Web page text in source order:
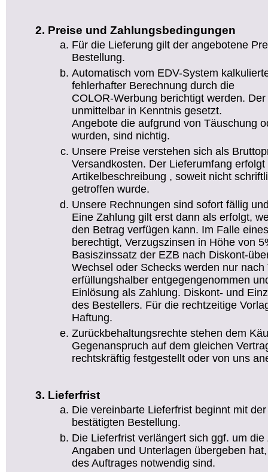
Preise und Zahlungsbedingungen
Für die Lieferung gilt der angebotene
Bestellung.
Automatisch vom EDV-System
fehlerhafter Berechnung durch die
COLOR-Werbung berichtigt werden.
unmittelbar in Kenntnis gesetzt.
Angebote die aufgrund von Täuschung
wurden, sind nichtig.
Unsere Preise verstehen sich als
Versandkosten. Der Lieferumfang
Artikelbeschreibung , soweit nicht
getroffen wurde.
Unsere Rechnungen sind sofort fällig
Eine Zahlung gilt erst dann als erfolgt,
den Betrag verfügen kann. Im Falle
berechtigt, Verzugszinsen in Höhe von
Basiszinssatz der EZB nach Diskont-
Wechsel oder Schecks werden nur nach
erfüllungshalber entgegengenommen
Einlösung als Zahlung. Diskont- und
des Bestellers. Für die rechtzeitige
Haftung.
Zurückbehaltungsrechte stehen dem
Gegenanspruch auf dem gleichen
rechtskräftig festgestellt oder von uns
Lieferfrist
Die vereinbarte Lieferfrist beginnt mit
bestätigten Bestellung.
Die Lieferfrist verlängert sich ggf. um
Angaben und Unterlagen übergeben
des Auftrages notwendig sind.